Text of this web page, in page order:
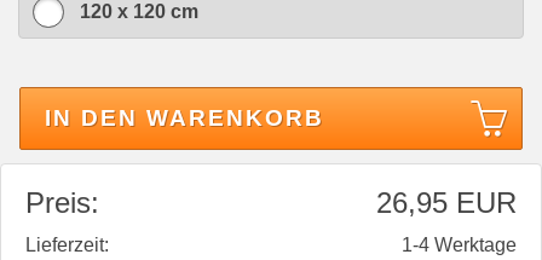
120 x 120 cm
IN DEN WARENKORB
Preis: 26,95 EUR
Lieferzeit:
1-4 Werktage